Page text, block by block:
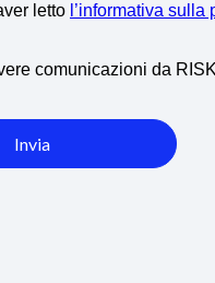
letto l’informativa sulla
comunicazioni da
Invia